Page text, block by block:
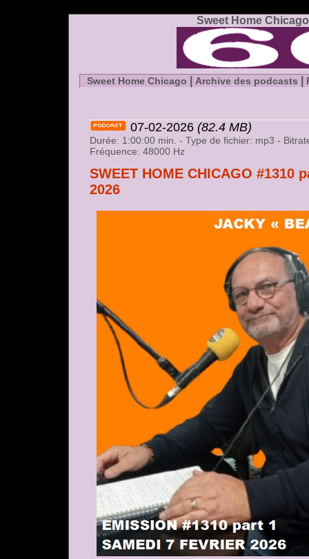
Sweet Home
Sweet Home Chicago Archive des podcasts
07-02-2026 (82.4 MB)
Durée: 1:00:00 min. - Type de fichier: mp3 -
Fréquence: 48000 Hz
SWEET HOME CHICAGO #1310
2026